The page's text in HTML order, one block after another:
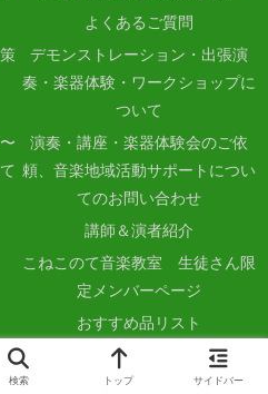
よくあるご質問
デモンストレーション・出張演
奏・楽器体験・ワークショップに
ついて
演奏・講座・楽器体験会のご依
頼、音楽地域活動サポートについ
てのお問い合わせ
講師＆演者紹介
こねこのて音楽教室 生徒さん限
定メンバーページ
おすすめ品リスト
て音楽教室 All Rights Reserved.
検索 トップ サイドバー